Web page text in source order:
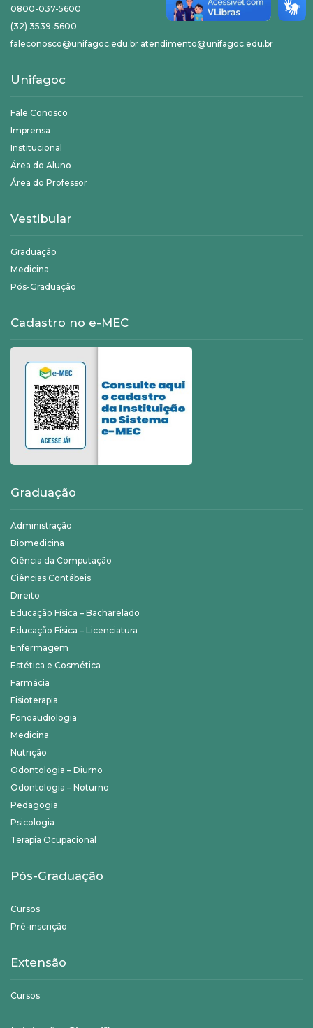
0800-037-5600
(32) 3539-5600
faleconosco@unifagoc.edu.br atendimento@unifagoc.edu.br
Unifagoc
Fale Conosco
Imprensa
Institucional
Área do Aluno
Área do Professor
Vestibular
Graduação
Medicina
Pós-Graduação
Cadastro no e-MEC
Graduação
Administração
Biomedicina
Ciência da Computação
Ciências Contábeis
Direito
Educação Física – Bacharelado
Educação Física – Licenciatura
Enfermagem
Estética e Cosmética
Farmácia
Fisioterapia
Fonoaudiologia
Medicina
Nutrição
Odontologia – Diurno
Odontologia – Noturno
Pedagogia
Psicologia
Terapia Ocupacional
Pós-Graduação
Cursos
Pré-inscrição
Extensão
Cursos